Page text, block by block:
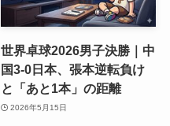
世界卓球2026男子決勝｜中
国3-0日本、張本逆転負け
と「あと1本」の距離
2026年5月15日